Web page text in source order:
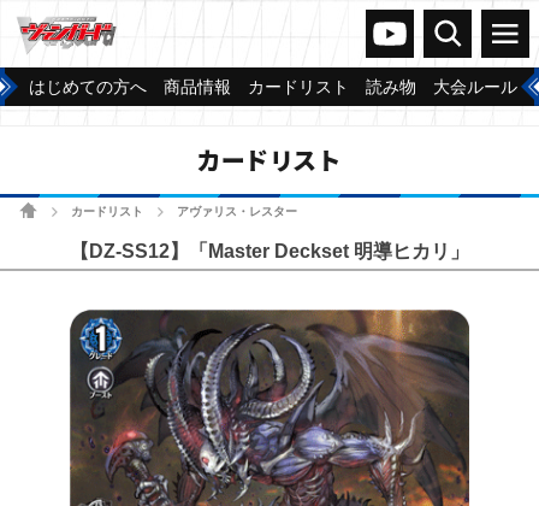
ヴァンガードch
検索 メニュー
はじめての方へ 商品情報 カードリスト 読み物 大会ルール
カードリスト
ホームカードリスト アヴァリス・レスター
【DZ-SS12】「Master Deckset 明導ヒカリ」